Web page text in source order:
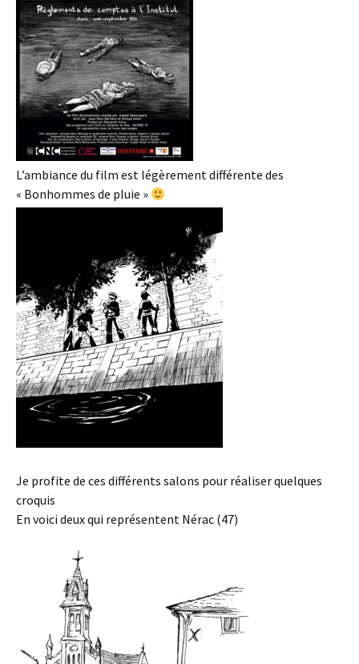
L’ambiance du film est légèrement différente des
« Bonhommes de pluie »
Je profite de ces différents salons pour réaliser quelques
croquis
En voici deux qui représentent Nérac (47)